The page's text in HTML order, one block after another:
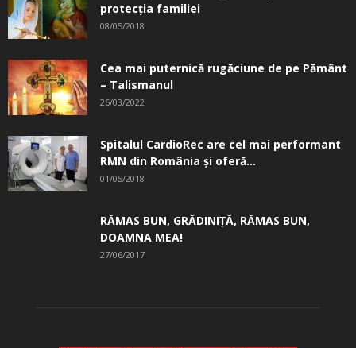
protecția familiei
08/05/2018
Cea mai puternică rugăciune de pe Pământ
– Talismanul
26/03/2022
Spitalul CardioRec are cel mai performant
RMN din România și oferă...
01/05/2018
RĂMAS BUN, GRĂDINIŢĂ, ­RĂMAS BUN,
DOAMNA MEA!
27/06/2017